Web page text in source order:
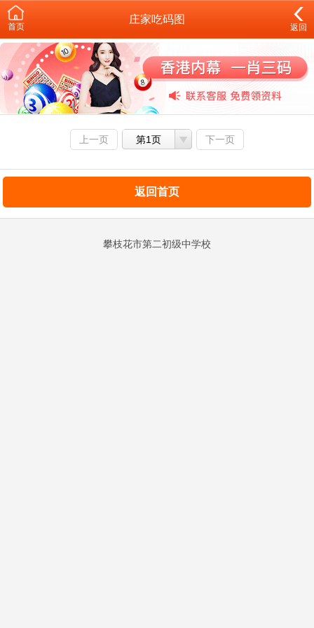
首页
庄家吃码图
返回
上一页 第1页 下一页
返回首页
攀枝花市第二初级中学校